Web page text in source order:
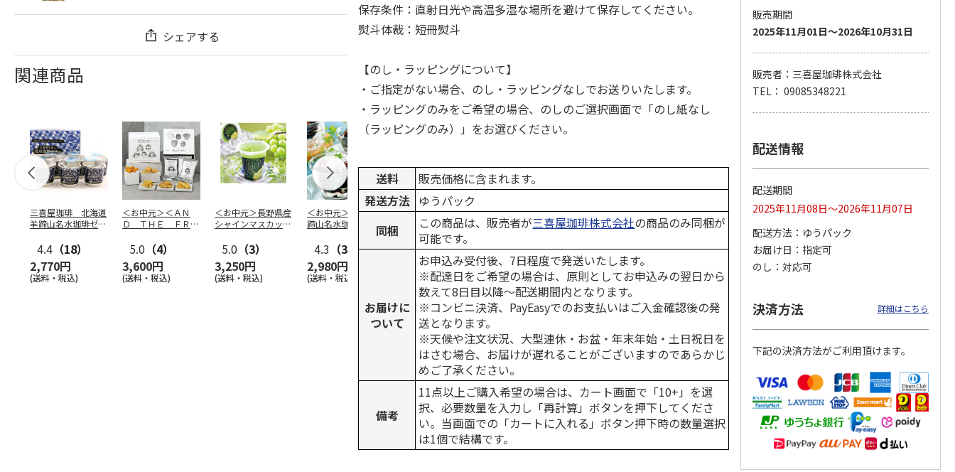
シェアする
関連商品
三喜屋珈琲 北海道
羊蹄山名水珈琲ゼリ
4.4 （18）
2,770円
(送料・税込)
＜お中元＞＜ＡＮ
Ｄ ＴＨＥ ＦＲＩ
ト５種
…
5.0 （4）
3,600円
(送料・税込)
＜お中元＞長野県産
シャインマスカット
5.0 （3）
3,250円
(送料・税込)
＜お中元＞北海道羊
蹄山名水珈琲ゼリー
4.3 （3）
2,980円
(送料・税込)
＜お中元＞＜ひとと
え＞３層デザートジ
ュレパフェ～国産フ
ルー…
4.7（10）
2,980円
(送料・税込)
＜お中元＞＜銀座千
疋屋＞銀座ゼリー９
5.0（5）
3,240円
(送料・税込)
バンホーテン「チョ
コレートシロップポ
30g×21…
4,980円
(送料・税込)
＜沼津深海プリン工
房＞プレーン・深海
(送料・税込)
【冷凍】三國シェフ
6個セット(クレー…
5.0 （4）
4,320円
＜お中元＞＜ねんり
保存条件：直射日光や高温多湿な場所を避けて保存してください。
熨斗体裁：短冊熨斗
【のし・ラッピングについて】
・ご指定がない場合、のし・ラッピングなしでお送りいたします。
・ラッピングのみをご希望の場合、のしのご選択画面で「のし紙なし
（ラッピングのみ）」をお選びください。
送料
販売価格に含まれます。
発送方法 ゆうパック
同梱
この商品は、販売者が三喜屋珈琲株式会社の商品のみ同梱が
可能です。
お届けに
ついて
お申込み受付後、7日程度で発送いたします。
※配達日をご希望の場合は、原則としてお申込みの翌日から
数えて8日目以降～配送期間内となります。
※コンビニ決済、PayEasyでのお支払いはご入金確認後の発
送となります。
※天候や注文状況、大型連休・お盆・年末年始・土日祝日を
はさむ場合、お届けが遅れることがございますのであらかじ
めご了承ください。
備考
11点以上ご購入希望の場合は、カート画面で「10+」を選
択、必要数量を入力し「再計算」ボタンを押下してくださ
い。当画面での「カートに入れる」ボタン押下時の数量選択
は1個で結構です。
販売期間
2025年11月01日～2026年10月31日
販売者：三喜屋珈琲株式会社
TEL： 09085348221
配送情報
配送期間
2025年11月08日～2026年11月07日
配送方法
ゆうパック
お届け日
指定可
のし
対応可
決済方法 詳細はこちら
下記の決済方法がご利用頂けます。